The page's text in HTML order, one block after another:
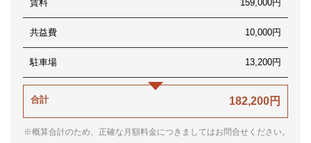
賃料 159,000円
共益費 10,000円
駐車場 13,200円
合計 182,200円
※概算合計のため、正確な月額料金につきましてはお問合せください。